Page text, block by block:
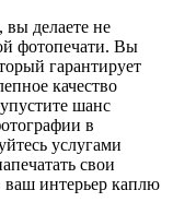
вы делаете не
фотопечати. Вы
гарантирует
качество
шанс
в
услугами
свои
ваш интерьер каплю